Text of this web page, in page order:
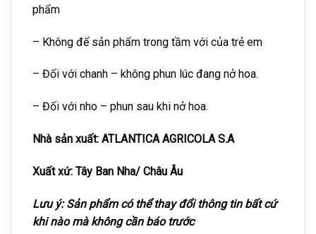
phẩm
– Không để sản phẩm trong tầm với của trẻ em
– Đối với chanh – không phun lúc đang nở hoa.
– Đối với nho – phun sau khi nở hoa.
Nhà sản xuất: ATLANTICA AGRICOLA S.A
Xuất xứ: Tây Ban Nha/ Châu Âu
Lưu ý: Sản phẩm có thể thay đổi thông tin bất cứ
khi nào mà không cần báo trước